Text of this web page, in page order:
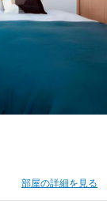
部屋の詳細を見る